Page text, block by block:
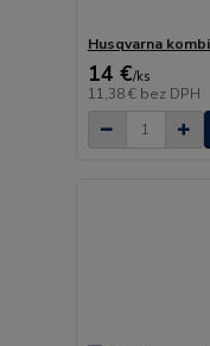
Husqvarna
14 €/ks
11,38 € bez DPH